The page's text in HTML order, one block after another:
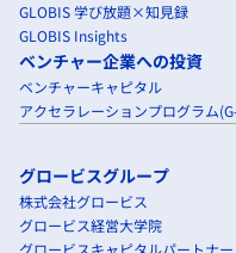
GLOBIS 学び放題×知見録
GLOBIS Insights
ベンチャー企業への投資
ベンチャーキャピタル
アクセラレーションプログラム
グロービスグループ
株式会社グロービス
グロービス経営大学院